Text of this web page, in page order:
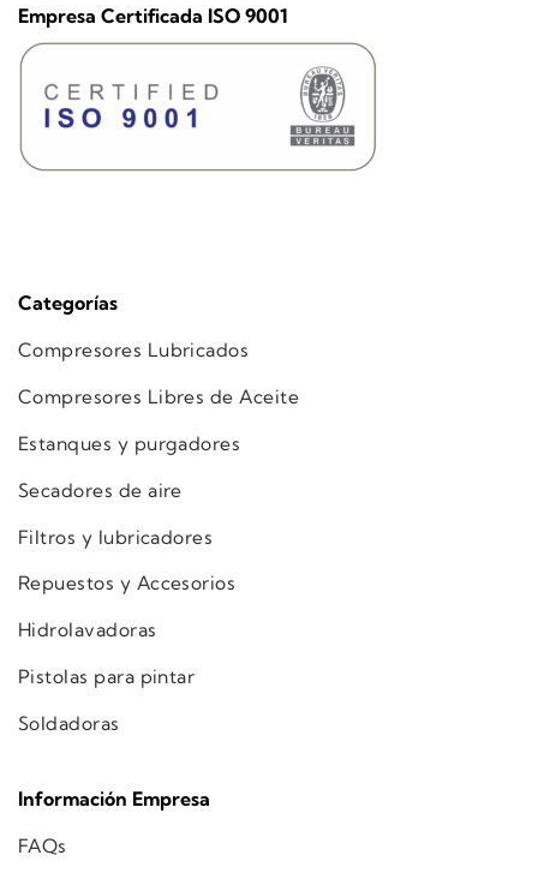
Categorías
Compresores Lubricados
Compresores Libres de Aceite
Estanques y purgadores
Secadores de aire
Filtros y lubricadores
Repuestos y Accesorios
Hidrolavadoras
Pistolas para pintar
Soldadoras
Información Empresa
FAQs
Empresa Certificada ISO 9001